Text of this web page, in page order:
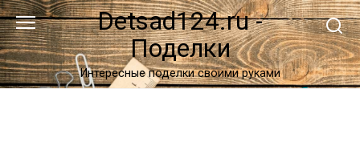
Перейти
к
контенту
Detsad124.ru -
Поделки
Интересные поделки своими руками